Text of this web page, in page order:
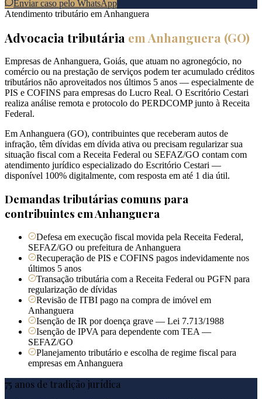
Enviar caso pelo WhatsApp
Atendimento tributário em Anhanguera
Advocacia tributária em Anhanguera (GO)
Empresas de Anhanguera, Goiás, que atuam no agronegócio, no
comércio ou na prestação de serviços podem ter acumulado créditos
tributários não aproveitados nos últimos 5 anos — especialmente de
PIS e COFINS para empresas do Lucro Real. O Escritório Cestari
realiza análise remota e protocolo do PERDCOMP junto à Receita
Federal.
Em Anhanguera (GO), contribuintes que receberam autos de
infração, têm dívidas em dívida ativa ou precisam regularizar sua
situação fiscal com a Receita Federal ou SEFAZ/GO contam com
atendimento jurídico especializado do Escritório Cestari —
disponível 100% digitalmente, com resposta em até 1 dia útil.
Demandas tributárias comuns para
contribuintes emAnhanguera
Defesa em execução fiscal movida pela Receita Federal,
SEFAZ/GO ou prefeitura de Anhanguera
Recuperação de PIS e COFINS pagos indevidamente nos
últimos 5 anos
Transação tributária com a Receita Federal ou PGFN para
regularização de dívidas
Revisão de ITBI pago na compra de imóvel em
Anhanguera
Isenção de IR por doença grave — Lei 7.713/1988
Isenção de IPVA para dependente com TEA —
SEFAZ/GO
Planejamento tributário e escolha de regime fiscal para
empresas em Anhanguera
75 anos de tradição jurídica